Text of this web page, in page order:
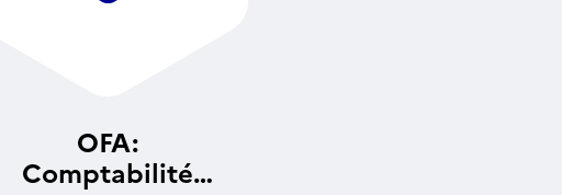
OFA:
Comptabilité